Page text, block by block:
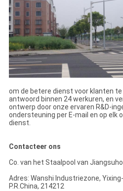
om de betere dienst voor klanten te
antwoord binnen 24 werkuren, en
ontwerp door onze ervaren R&D-
ondersteuning per E-mail en op elk
dienst.
Contacteer ons
Co. van het Staalpool van
Adres: Wanshi Industriezone,
P.R.China, 214212